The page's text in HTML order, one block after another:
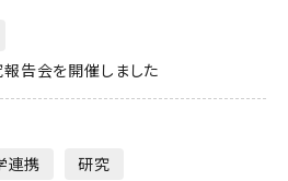
告会を開催しました
連携
研究